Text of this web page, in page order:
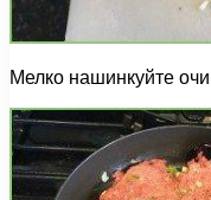
Мелко нашинкуйте